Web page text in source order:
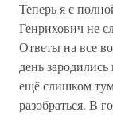
Теперь я с
Генрихович не
Ответы на все
день
ещё слишком
разобраться. В